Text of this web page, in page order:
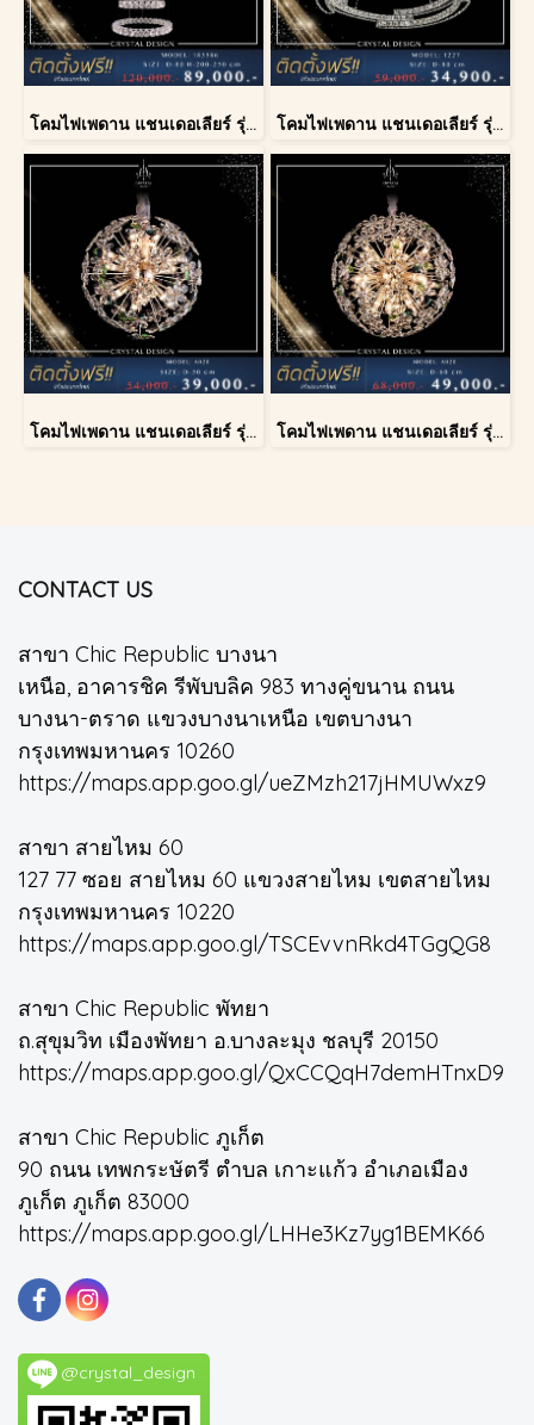
โคมไฟเพดาน แชนเดอเลียร์ รุ่น 183586 โคมไฟเพดาน แชนเดอเลียร์ รุ่น 1227
โคมไฟเพดาน แชนเดอเลียร์ รุ่น A028-D40 โคมไฟเพดาน แชนเดอเลียร์ รุ่น A028-D60
CONTACT US
สาขา Chic Republic บางนา
เหนือ, อาคารชิค รีพับบลิค 983 ทางคู่ขนาน ถนน
บางนา-ตราด แขวงบางนาเหนือ เขตบางนา
กรุงเทพมหานคร 10260
https://maps.app.goo.gl/ueZMzh217jHMUWxz9
สาขา สายไหม 60
127 77 ซอย สายไหม 60 แขวงสายไหม เขตสายไหม
กรุงเทพมหานคร 10220
https://maps.app.goo.gl/TSCEvvnRkd4TGgQG8
สาขา Chic Republic พัทยา
ถ.สุขุมวิท เมืองพัทยา อ.บางละมุง ชลบุรี 20150
https://maps.app.goo.gl/QxCCQqH7demHTnxD9
สาขา Chic Republic ภูเก็ต
90 ถนน เทพกระษัตรี ตำบล เกาะแก้ว อำเภอเมือง
ภูเก็ต ภูเก็ต 83000
https://maps.app.goo.gl/LHHe3Kz7yg1BEMK66
@crystal_design